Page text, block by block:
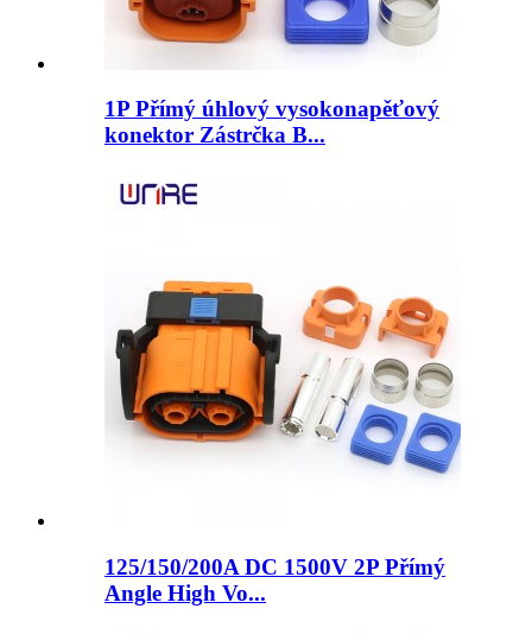
1P Přímý úhlový vysokonapěťový
konektor Zástrčka B...
125/150/200A DC 1500V 2P Přímý
Angle High Vo...